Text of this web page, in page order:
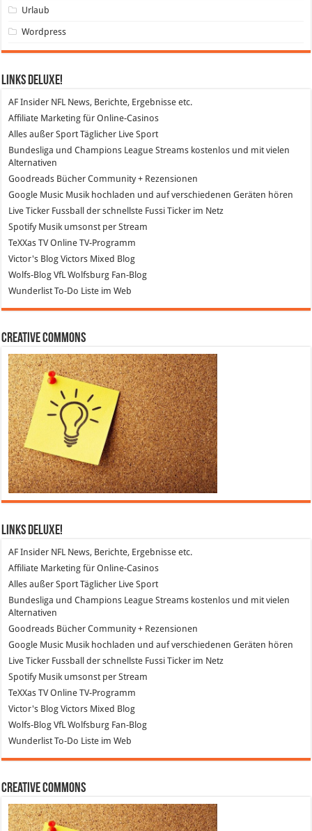
Urlaub
Wordpress
Links DeLuXe!
AF Insider NFL News, Berichte, Ergebnisse etc.
Affiliate Marketing für Online-Casinos
Alles außer SportTäglicher Live Sport
Bundesliga und Champions League Streams kostenlos und mit vielen
Alternativen
Goodreads Bücher Community + Rezensionen
Google Music Musik hochladen und auf verschiedenen Geräten hören
Live Ticker Fussball
der schnellste Fussi Ticker im Netz
SpotifyMusik umsonst per Stream
TeXXas TVOnline TV-Programm
Victor's Blog Victors Mixed Blog
Wolfs-Blog VfL Wolfsburg Fan-Blog
WunderlistTo-Do Liste im Web
Creative Commons
Links DeLuXe!
AF Insider NFL News, Berichte, Ergebnisse etc.
Affiliate Marketing für Online-Casinos
Alles außer Sport Täglicher Live Sport
Bundesliga und Champions League Streams kostenlos und mit vielen
Alternativen
Goodreads Bücher Community + Rezensionen
Google Music Musik hochladen und auf verschiedenen Geräten hören
Live Ticker Fussball der schnellste Fussi Ticker im Netz
SpotifyMusik umsonst per Stream
TeXXas TVOnline TV-Programm
Victor's Blog Victors Mixed Blog
Wolfs-Blog VfL Wolfsburg Fan-Blog
Wunderlist To-Do Liste im Web
Creative Commons